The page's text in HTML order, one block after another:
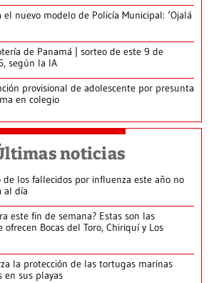
el nuevo modelo de Policía Municipal: ‘Ojalá
de Panamá | sorteo de este 9 de
según la IA
provisional de adolescente por presunta
en colegio
noticias
de los fallecidos por influenza este año no
al día
este fin de semana? Estas son las
ofrecen Bocas del Toro, Chiriquí y Los
la protección de las tortugas marinas
en sus playas